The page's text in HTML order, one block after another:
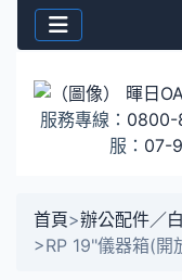
服務專線：
服： 07-
首頁>辦公配件／
>RP 19"儀器箱(開